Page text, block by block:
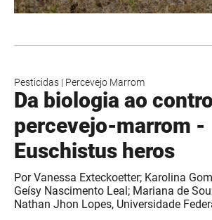
Pesticidas | Percevejo Marrom
Da biologia ao
percevejo-marrom -
Euschistus heros
Por Vanessa Exteckoetter; Karolina
Geísy Nascimento Leal; Mariana de
Nathan Jhon Lopes, Universidade